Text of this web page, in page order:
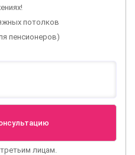
потолков
пенсионеров)
лицам.